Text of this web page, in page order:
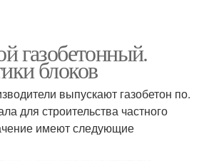
газобетонный.
блоков
выпускают газобетон по.
для строительства частного
имеют следующие